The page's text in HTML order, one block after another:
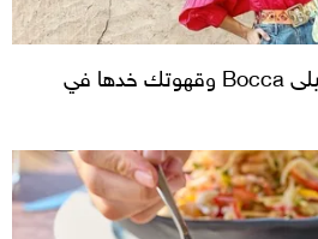
جرب مطعم محمود العسيلى Bocca وقهوتك خدها في